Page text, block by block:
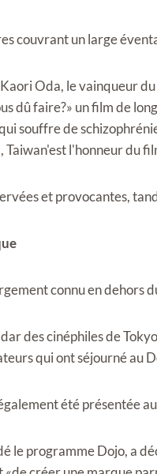
couvrant un large
Oda, le vainqueur
dû faire?» un film de
souffre de
Taiwan'est l'honneur du
et provocantes,
connu en dehors
des cinéphiles de
qui ont séjourné au
été présentée
le programme Dojo, a